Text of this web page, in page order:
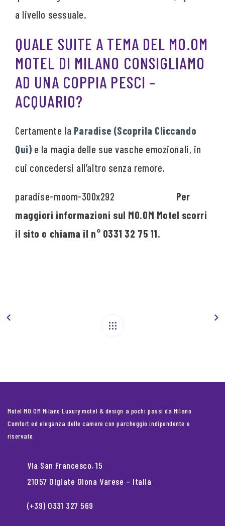
a livello sessuale.
QUALE SUITE A TEMA DEL MO.OM
MOTEL DI MILANO CONSIGLIAMO
AD UNA COPPIA PESCI –
ACQUARIO?
Certamente la Paradise (Scoprila Cliccando
Qui) e la magia delle sue vasche emozionali, in
cui concedersi all’altro senza remore.
Per
maggiori informazioni sul MO.OM Motel scorri
il sito o chiama il n° 0331 32 75 11.
Motel MO.OM Milano Luxury motel & design a pochi passi da Milano.
Comfort ed eleganza delle camere con parcheggio indipendente e
riservato.
Via San Francesco, 15
21057 Olgiate Olona Varese – Italia
(+39) 0331 327 569